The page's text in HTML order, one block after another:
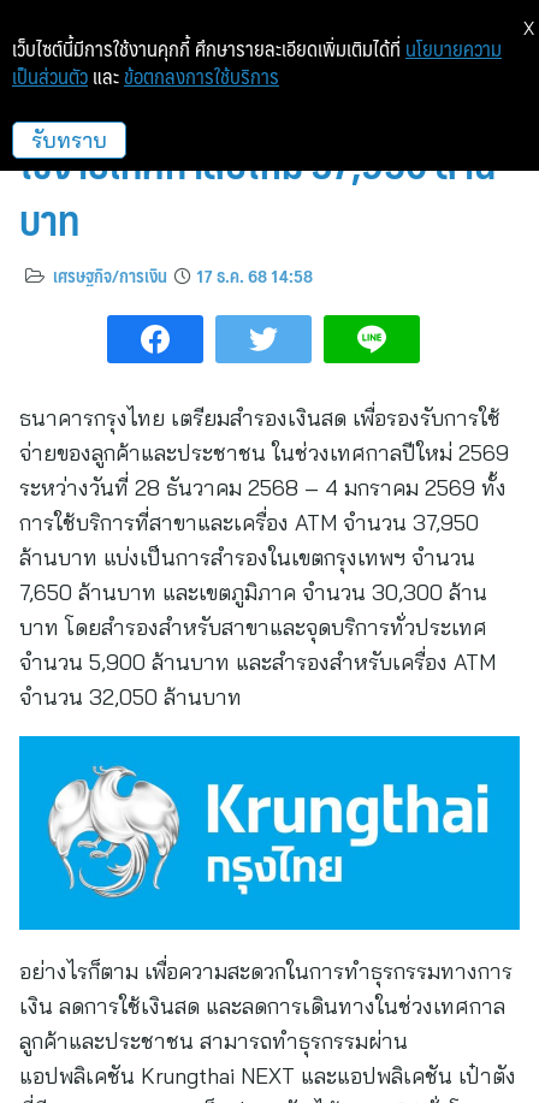
กรุงไทยสำรองเงินสด รองรับการ
ใช้จ่ายเทศกาลปีใหม่ 37,950 ล้าน
บาท
เศรษฐกิจ/การเงิน 17 ธ.ค. 68 14:58
ธนาคารกรุงไทย เตรียมสำรองเงินสด เพื่อรองรับการใช้
จ่ายของลูกค้าและประชาชน ในช่วงเทศกาลปีใหม่ 2569
ระหว่างวันที่ 28 ธันวาคม 2568 – 4 มกราคม 2569 ทั้ง
การใช้บริการที่สาขาและเครื่อง ATM จำนวน 37,950
ล้านบาท แบ่งเป็นการสำรองในเขตกรุงเทพฯ จำนวน
7,650 ล้านบาท และเขตภูมิภาค จำนวน 30,300 ล้าน
บาท โดยสำรองสำหรับสาขาและจุดบริการทั่วประเทศ
จำนวน 5,900 ล้านบาท และสำรองสำหรับเครื่อง ATM
จำนวน 32,050 ล้านบาท
อย่างไรก็ตาม เพื่อความสะดวกในการทำธุรกรรมทางการ
เงิน ลดการใช้เงินสด และลดการเดินทางในช่วงเทศกาล
ลูกค้าและประชาชน สามารถทำธุรกรรมผ่าน
แอปพลิเคชัน Krungthai NEXT และแอปพลิเคชัน เป๋าตัง
เว็บไซต์นี้มีการใช้งานคุกกี้ ศึกษารายละเอียดเพิ่มเติมได้ที่ นโยบายความ
เป็นส่วนตัว และ ข้อตกลงการใช้บริการ
รับทราบ
X